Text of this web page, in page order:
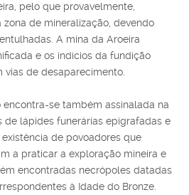
pelo que provavelmente,
de mineralização, devendo
A mina da Aroeira
e os indícios da fundição
vias de desaparecimento.
se também assinalada na
de lápides funerárias epigrafadas e
de povoadores que
a praticar a exploração mineira e
encontradas necrópoles datadas
à Idade do Bronze.